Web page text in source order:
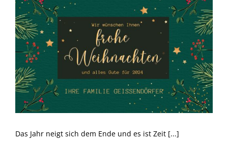
Das Jahr neigt sich dem Ende und es ist Zeit [...]